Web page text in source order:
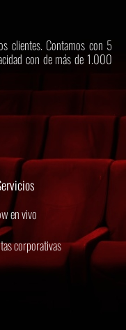
clientes. Contamos con 5
con de más de 1.000
en vivo
corporativas